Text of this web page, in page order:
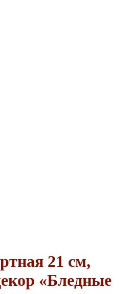
21 см,
«Бледные